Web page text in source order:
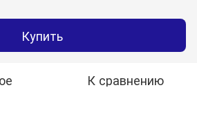
Купить
К сравнению